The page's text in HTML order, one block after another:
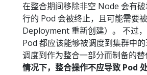
在整合期间移除非空 Node 会有
行的 Pod 会被终止，且可能需要
Deployment 重新创建）。 不过
Pod 都应该能够被调度到集群中
调度到作为整合一部分而制备的替
情况下，整合操作不应导致 Pod